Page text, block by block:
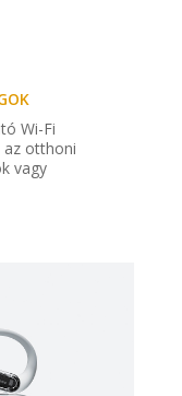
Wi-Fi
az otthoni
vagy